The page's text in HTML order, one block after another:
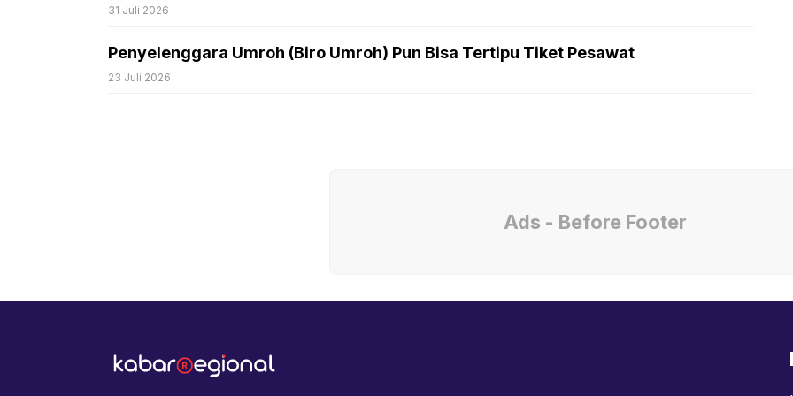
31 Juli 2026
Penyelenggara Umroh (Biro Umroh) Pun Bisa Tertipu Tiket Pesawat
23 Juli 2026
Ads - Before Footer